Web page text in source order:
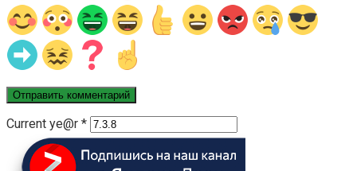
Current ye@r *